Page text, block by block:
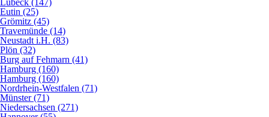
Lübeck (147)
Eutin (25)
Grömitz (45)
Travemünde (14)
Neustadt i.H. (83)
Plön (32)
Burg auf Fehmarn (41)
Hamburg (160)
Hamburg (160)
Nordrhein-Westfalen (71)
Münster (71)
Niedersachsen (271)